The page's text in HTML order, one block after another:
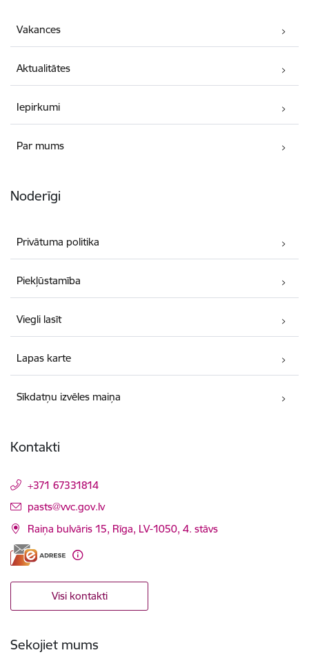
Vakances
Aktualitātes
Iepirkumi
Par mums
Noderīgi
Privātuma politika
Piekļūstamība
Viegli lasīt
Lapas karte
Sīkdatņu izvēles maiņa
Kontakti
+371 67331814
E-pasts:
pasts@vvc.gov.lv
Raiņa bulvāris 15, Rīga, LV-1050, 4. stāvs
Visi kontakti
Sekojiet mums